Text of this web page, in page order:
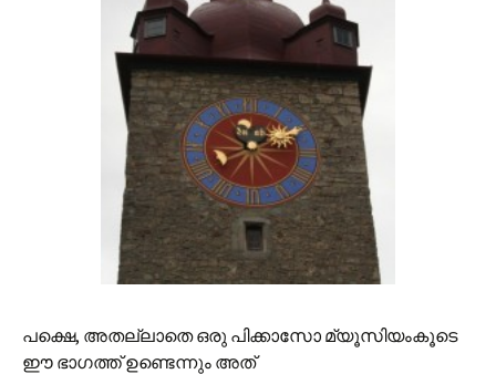
പക്ഷെ, അതല്ലാതെ ഒരു പിക്കാസോ മ്യൂസിയംകൂടെ
ഈ ഭാഗത്ത് ഉണ്ടെന്നും അത്